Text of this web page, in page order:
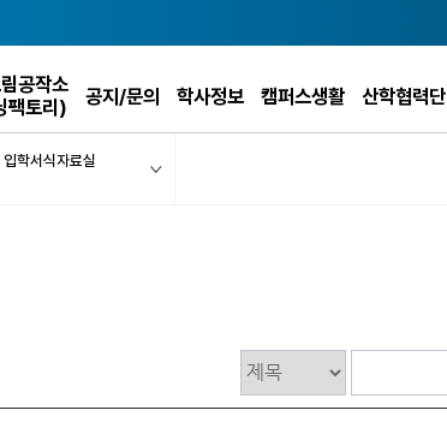
공작소
팩토리)
공지/문의 학사정보 캠퍼스생활 산학협력단
입학서식자료실